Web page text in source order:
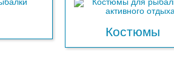
Костюмы